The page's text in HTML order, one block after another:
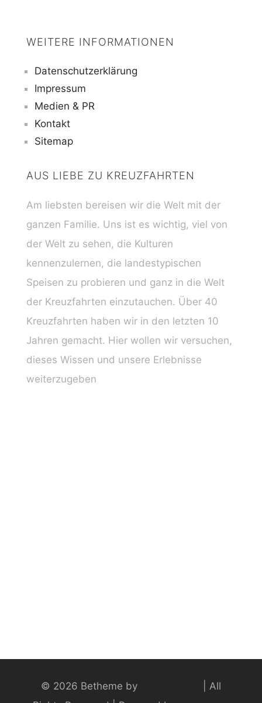
WEITERE INFORMATIONEN
Datenschutzerklärung
Impressum
Medien & PR
Kontakt
Sitemap
AUS LIEBE ZU KREUZFAHRTEN
Am liebsten bereisen wir die Welt mit der
ganzen Familie. Uns ist es wichtig, viel von
der Welt zu sehen, die Kulturen
kennenzulernen, die landestypischen
Speisen zu probieren und ganz in die Welt
der Kreuzfahrten einzutauchen. Über 40
Kreuzfahrten haben wir in den letzten 10
Jahren gemacht. Hier wollen wir versuchen,
dieses Wissen und unsere Erlebnisse
weiterzugeben
© 2026 Betheme by
| All